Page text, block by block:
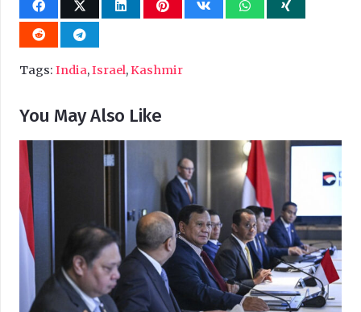
Tags: India,Israel,Kashmir
You May Also Like